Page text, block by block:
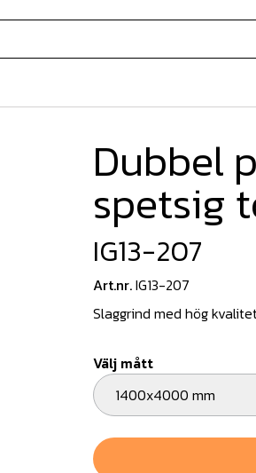
Dubbel
spetsig
IG13-207
Art.nr.IG13-207
Slaggrind med hög
Välj mått
1400x4000 mm